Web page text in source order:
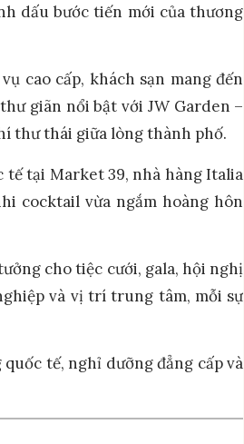
dấu bước tiến mới của thương
cao cấp, khách sạn mang đến
giãn nổi bật với JW Garden –
thư thái giữa lòng thành phố.
tại Market 39, nhà hàng Italia
cocktail vừa ngắm hoàng hôn
cho tiệc cưới, gala, hội nghị
và vị trí trung tâm, mỗi sự
tế, nghỉ dưỡng đẳng cấp và